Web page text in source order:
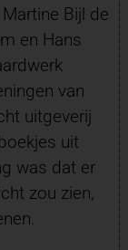
Bijl de
en Hans
van
uitgeverij
uit
was dat er
zou zien,